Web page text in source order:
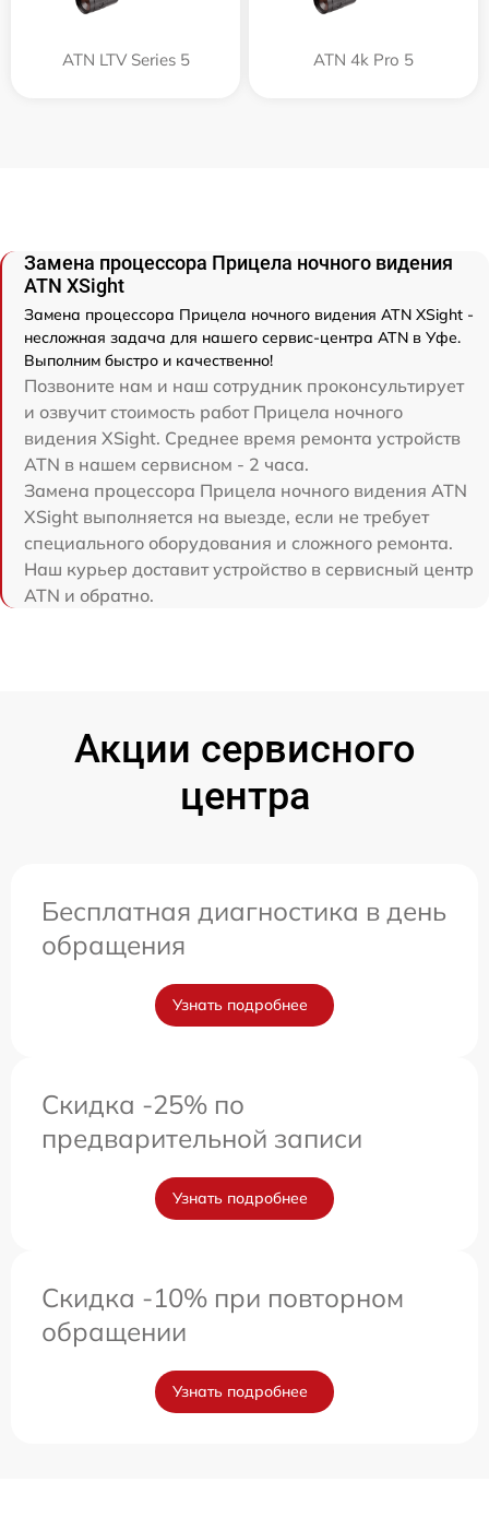
ATN LTV Series 5 ATN 4k Pro 5
Замена процессора Прицела ночного видения
ATN XSight
Замена процессора Прицела ночного видения ATN XSight -
несложная задача для нашего сервис-центра ATN в Уфе.
Выполним быстро и качественно!
Позвоните нам и наш сотрудник проконсультирует
и озвучит стоимость работ Прицела ночного
видения XSight. Среднее время ремонта устройств
ATN в нашем сервисном - 2 часа.
Замена процессора Прицела ночного видения ATN
XSight выполняется на выезде, если не требует
специального оборудования и сложного ремонта.
Наш курьер доставит устройство в сервисный центр
ATN и обратно.
Акции сервисного
центра
Бесплатная диагностика в день
обращения
Узнать подробнее
Скидка -25% по
предварительной записи
Узнать подробнее
Скидка -10% при повторном
обращении
Узнать подробнее